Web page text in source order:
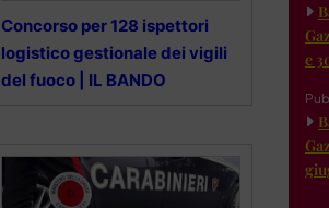
Concorso per 128 ispettori
logistico gestionale dei vigili
del fuoco | IL BANDO
e